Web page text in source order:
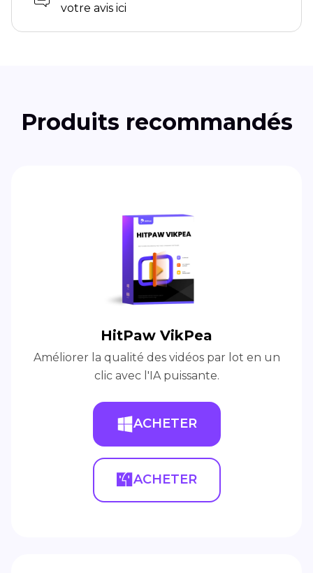
votre avis ici
Produits recommandés
HitPaw VikPea
Améliorer la qualité des vidéos par lot en un
clic avec l'IA puissante.
ACHETER
ACHETER